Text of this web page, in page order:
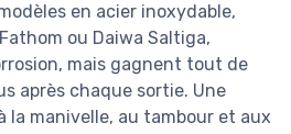
en acier inoxydable,
ou Daiwa Saltiga,
mais gagnent tout de
après chaque sortie. Une
manivelle, au tambour et aux